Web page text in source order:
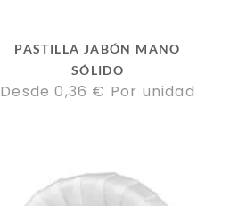
PASTILLA JABÓN MANO
SÓLIDO
Desde 0,36 € Por unidad